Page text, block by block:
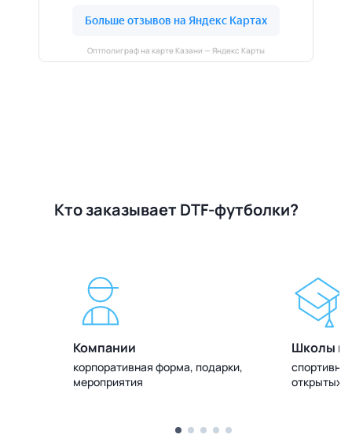
Оптполиграф на карте Казани — Яндекс Карты
Кто заказывает DTF-футболки?
Компании
корпоративная форма, подарки,
мероприятия
Школы и
открытых